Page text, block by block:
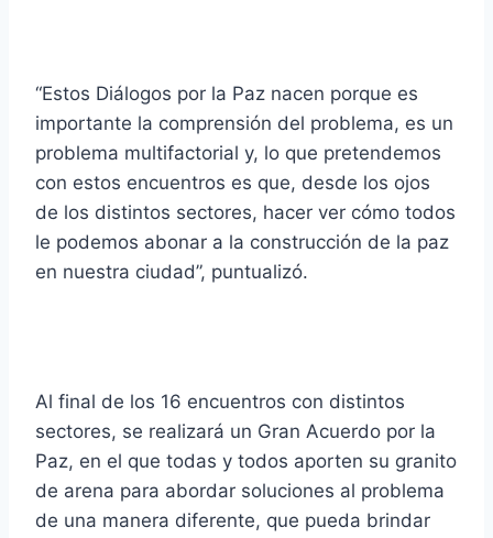
“Estos Diálogos por la Paz nacen porque es
importante la comprensión del problema, es un
problema multifactorial y, lo que pretendemos
con estos encuentros es que, desde los ojos
de los distintos sectores, hacer ver cómo todos
le podemos abonar a la construcción de la paz
en nuestra ciudad”, puntualizó.
Al final de los 16 encuentros con distintos
sectores, se realizará un Gran Acuerdo por la
Paz, en el que todas y todos aporten su granito
de arena para abordar soluciones al problema
de una manera diferente, que pueda brindar